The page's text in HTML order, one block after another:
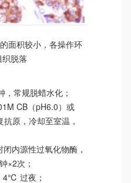
面积较小，各操作环
脱落
常规脱蜡水化；
CB（pH6.0）或
原，冷却至室温，
内源性过氧化物酶，
×2次；
4℃ 过夜；